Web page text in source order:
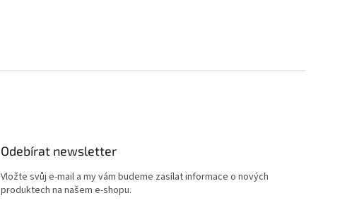
Odebírat newsletter
Vložte svůj e-mail a my vám budeme zasílat informace o nových
produktech na našem e-shopu.